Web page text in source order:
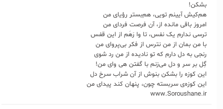
بشکن!
هم‌کیش آیینم تویی، هم‌بستر رؤیای من
امروز باقی مانده از، آن فرصت فردای من
ترسی ندارم یک نفس، تا وا رَهَم از این قفس
با من بمان از من نترس از فکر بی‌پروای من
رنجی به دل دارم که تو نادیده از من رد شوی
گِل بر سر و دل می‌زنم با گفتن هی وای من!
این کوزه‌ را بشکن بنوش از آن شراب سرخ دل
این کوزه‌ی سربسته چون، پنهان کند پیدای من
www.Soroushane.ir